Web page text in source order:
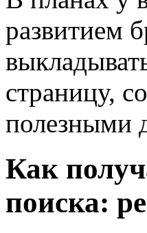
развитием
страницу,
полезными
Как
поиска: